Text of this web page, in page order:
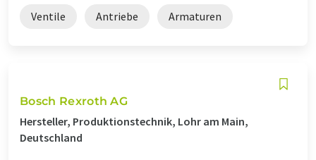
Ventile Antriebe Armaturen
Bosch Rexroth AG
Hersteller, Produktionstechnik, Lohr am Main,
Deutschland